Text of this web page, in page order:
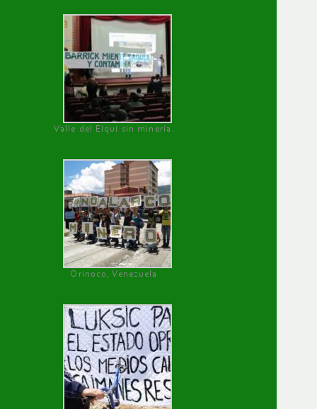
Valle del Elqui sin minería.
Orinoco, Venezuela